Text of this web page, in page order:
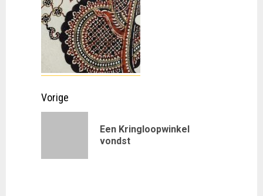
Doorgaan
Vorige
Een Kringloopwinkel
vondst